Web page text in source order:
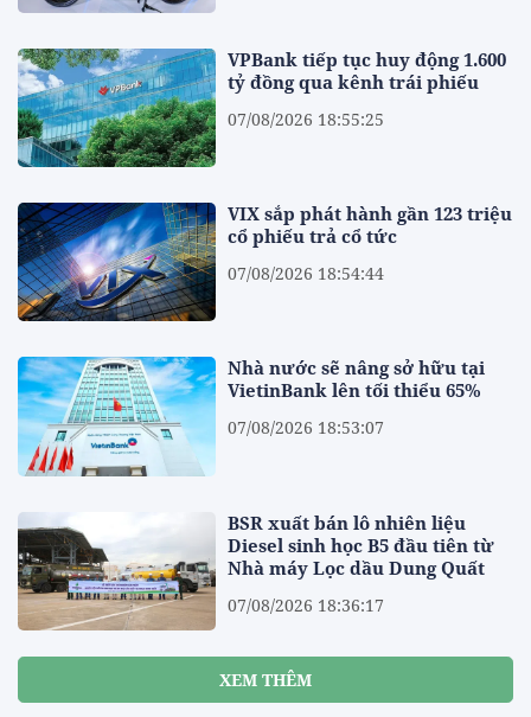
VPBank tiếp tục huy động 1.600
tỷ đồng qua kênh trái phiếu
07/08/2026 18:55:25
VIX sắp phát hành gần 123 triệu
cổ phiếu trả cổ tức
07/08/2026 18:54:44
Nhà nước sẽ nâng sở hữu tại
VietinBank lên tối thiểu 65%
07/08/2026 18:53:07
BSR xuất bán lô nhiên liệu
Diesel sinh học B5 đầu tiên từ
Nhà máy Lọc dầu Dung Quất
07/08/2026 18:36:17
XEM THÊM